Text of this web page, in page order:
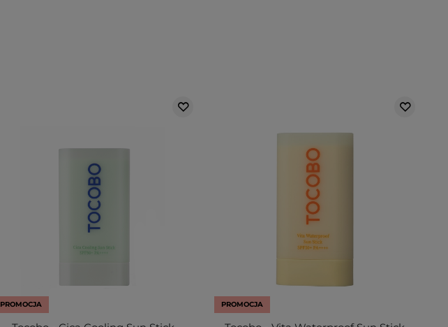
PROMOCJA PROMOCJA